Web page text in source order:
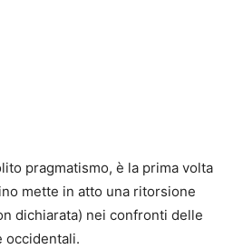
pragmatismo, è la prima volta
mette in atto una ritorsione
dichiarata) nei confronti delle
occidentali.